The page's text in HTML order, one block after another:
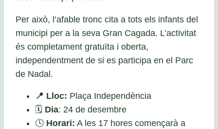
Per això, l’afable tronc cita a tots els infants del
municipi per a la seva Gran Cagada. L’activitat
és completament gratuïta i oberta,
independentment de si es participa en el Parc
de Nadal.
📍 Lloc: Plaça Independència
🗓️ Dia: 24 de desembre
🕓 Horari: A les 17 hores començarà a